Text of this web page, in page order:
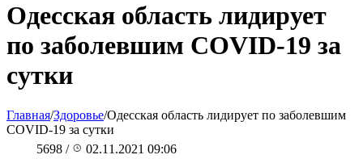
Одесская область лидирует
по заболевшим COVID-19 за
сутки
Главная/Здоровье/Одесская область лидирует по заболевшим
COVID-19 за сутки
5698 / 02.11.2021 09:06